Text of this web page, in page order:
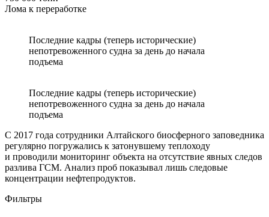
Лома к переработке
Последние кадры (теперь исторические)
непотревоженного судна за день до начала
подъема
Последние кадры (теперь исторические)
непотревоженного судна за день до начала
подъема
С 2017 года сотрудники Алтайского биосферного заповедника
регулярно погружались к затонувшему теплоходу
и проводили мониторинг объекта на отсутствие явных следов
разлива ГСМ. Анализ проб показывал лишь следовые
концентрации нефтепродуктов.
Фильтры